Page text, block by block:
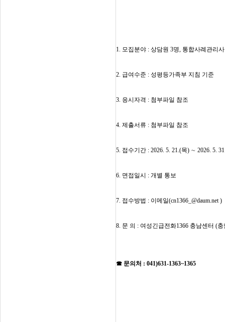
1. 모집분야 : 상담원 3명, 통합사례관리
2. 급여수준 : 성평등가족부 지침 기준
3. 응시자격 : 첨부파일 참조
4. 제출서류 : 첨부파일 참조
5. 접수기간 : 2026. 5. 21.(목) ∼ 2026. 5.
6. 면접일시 : 개별 통보
7. 접수방법 : 이 메일(cn1366_@daum.net )
8. 문 의 : 여성긴급전화1366 충남센터 (충
☎ 문의처 : 041)631-1363~1365